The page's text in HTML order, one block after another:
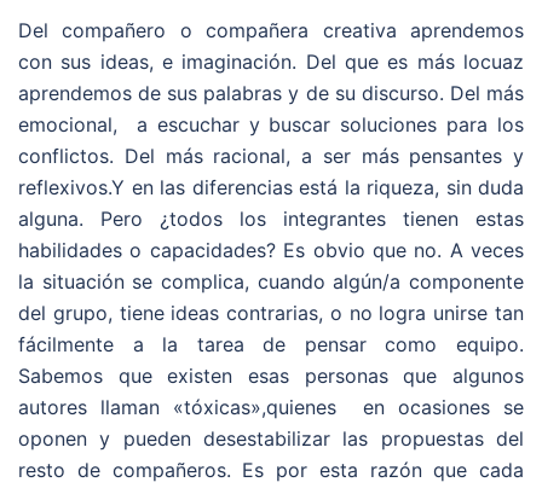
Del compañero o compañera creativa aprendemos
con sus ideas, e imaginación. Del que es más locuaz
aprendemos de sus palabras y de su discurso. Del más
emocional, a escuchar y buscar soluciones para los
conflictos. Del más racional, a ser más pensantes y
reflexivos.Y en las diferencias está la riqueza, sin duda
alguna. Pero ¿todos los integrantes tienen estas
habilidades o capacidades? Es obvio que no. A veces
la situación se complica, cuando algún/a componente
del grupo, tiene ideas contrarias, o no logra unirse tan
fácilmente a la tarea de pensar como equipo.
Sabemos que existen esas personas que algunos
autores llaman «tóxicas»,quienes en ocasiones se
oponen y pueden desestabilizar las propuestas del
resto de compañeros. Es por esta razón que cada